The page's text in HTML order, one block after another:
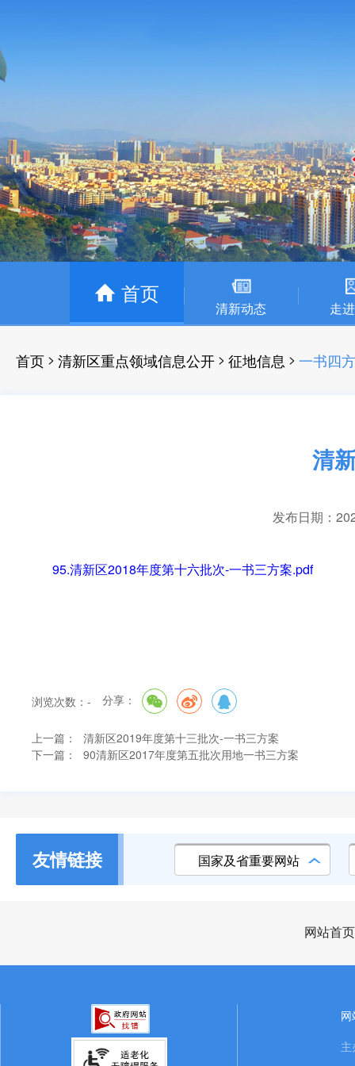
首页
清新动态 走
首页 > 清新区重点领域信息公开 > 征地信息 > 一书四
清
发布日期：
95.清新区2018年度第十六批次-一书三方案.pdf
浏览次数： - 分享：
上一篇：
清新区2019年度第十三批次-一书三方案
下一篇：
90清新区2017年度第五批次用地一书三方案
友情链接 国家及省重要网站
网站首页